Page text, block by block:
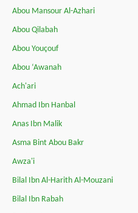
Abou Mansour Al-Azhari
Abou Qilabah
Abou Youçouf
Abou ‘Awanah
Ach'ari
Ahmad Ibn Hanbal
Anas Ibn Malik
Asma Bint Abou Bakr
Awza'i
Bilal Ibn Al-Harith Al-Mouzani
Bilal Ibn Rabah